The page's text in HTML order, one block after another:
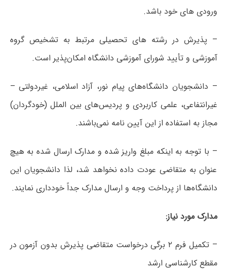
ورودی­ های خود باشد.
– پذیرش در رشته های تحصیلی مرتبط به تشخیص گروه
آموزشی و تأیید شورای آموزشی دانشگاه امکان‌پذیر است.
– دانشجویان دانشگاه‌های پیام نور، آزاد اسلامی، غیردولتی –
غیرانتفاعی، علمی کاربردی و پردیس‌های بین الملل (خودگردان)
مجاز به استفاده از این آیین نامه نمی‌باشند.
– با توجه به اینکه مبلغ واریز شده و ﻣﺪارک ارسال شده به هیچ
عنوان به متقاضی ﻋﻮدت داده ﻧﺨﻮاﻫﺪ شد، لذا دانشجویان این
دانشگاه‌ها از پرداخت وجه و ارسال مدارک جداً خودداری نمایند.
مدارک مورد نیاز:
– تکمیل فرم ۲ برگی درخواست متقاضی پذیرش بدون آزمون در
مقطع کارشناسی ارشد